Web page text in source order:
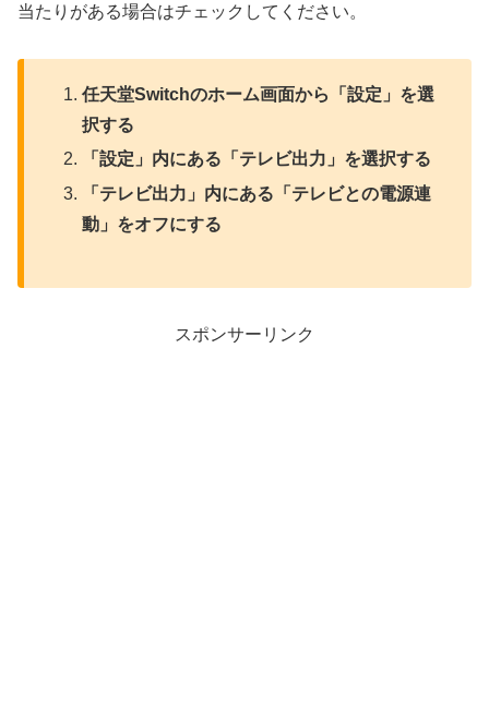
当たりがある場合はチェックしてください。
任天堂Switchのホーム画面から「設定」を選
択する
「設定」内にある「テレビ出力」を選択する
「テレビ出力」内にある「テレビとの電源連
動」をオフにする
スポンサーリンク